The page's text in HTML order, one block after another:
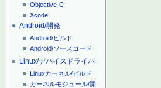
Objective-C
Xcode
Android/開発
Android/ビルド
Android/ソースコード
Linux/デバイスドライバ
Linuxカーネル/ビルド
カーネルモジュール/開